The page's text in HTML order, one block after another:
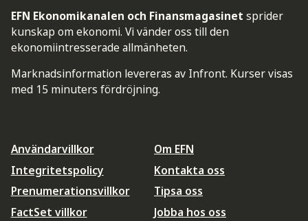
EFN Ekonomikanalen och Finansmagasinet sprider
kunskap om ekonomi. Vi vänder oss till den
ekonomiintresserade allmänheten.
Marknadsinformation levereras av Infront. Kurser visas
med 15 minuters fördröjning.
Användarvillkor
Integritetspolicy
Prenumerationsvillkor
FactSet villkor
Om EFN
Kontakta oss
Tipsa oss
Jobba hos oss